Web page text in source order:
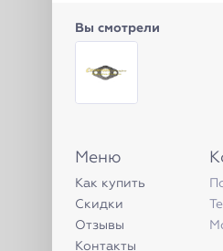
Вы смотрели
Меню
Как купить
Скидки
Отзывы
Контакты